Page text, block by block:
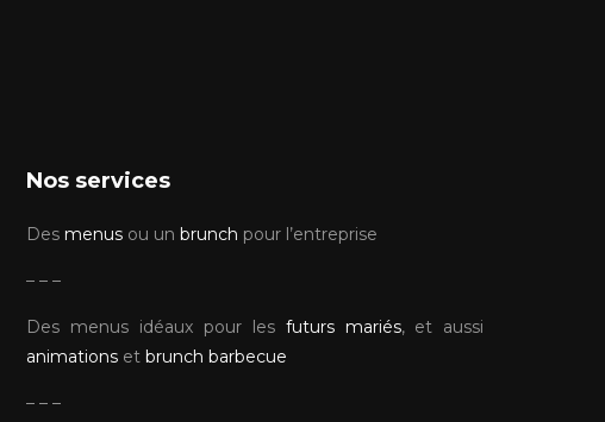
Nos services
Des menus ou unbrunch pour l’entreprise
– – –
Des menus idéaux pour les futurs mariés, et aussi
animations etbrunch barbecue
– – –